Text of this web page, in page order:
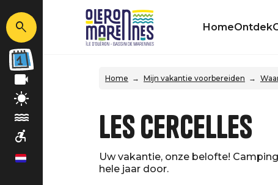
nl
HomeOntdek
Home Mijn vakantie voorbereiden
Les Cercelles
Uw vakantie, onze belofte!
hele jaar door.